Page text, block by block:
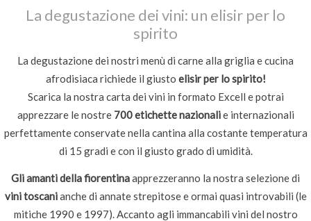
La degustazione dei vini: un elisir per lo
spirito
La degustazione dei nostri menù di carne alla griglia e cucina
afrodisiaca richiede il giusto elisir per lo spirito!
Scarica la nostra carta dei vini in formato Excell e potrai
apprezzare le nostre 700 etichette nazionalie internazionali
perfettamente conservate nella cantina alla costante temperatura
di 15 gradi e con il giusto grado di umidità.
Gli amanti della fiorentinaapprezzeranno la nostra selezione di
vini toscanianche di annate strepitose e ormai quasi introvabili (le
mitiche 1990 e 1997). Accanto agli immancabili vini del nostro